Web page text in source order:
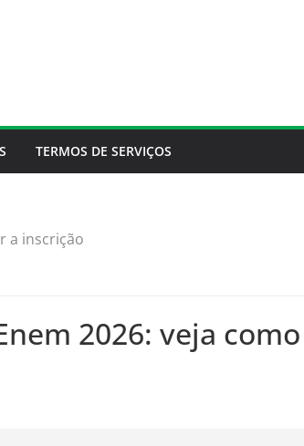
TERMOS DE SERVIÇOS
a inscrição
2026: veja como